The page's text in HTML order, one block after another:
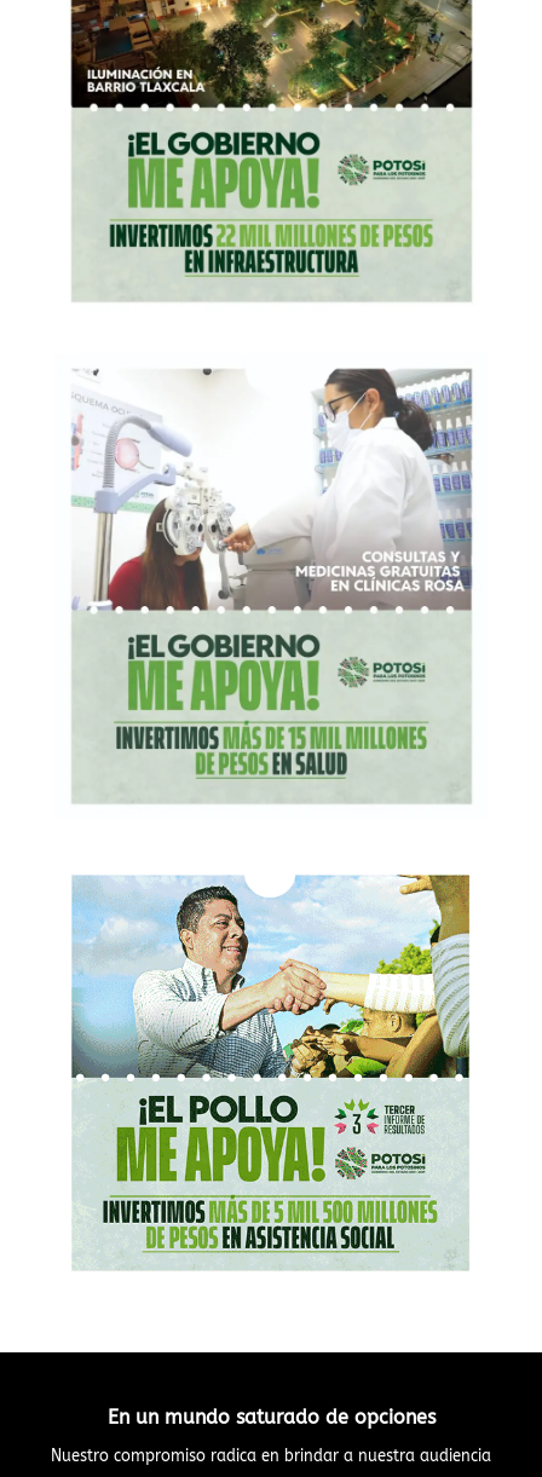
En un mundo saturado de opciones
Nuestro compromiso radica en brindar a nuestra audiencia